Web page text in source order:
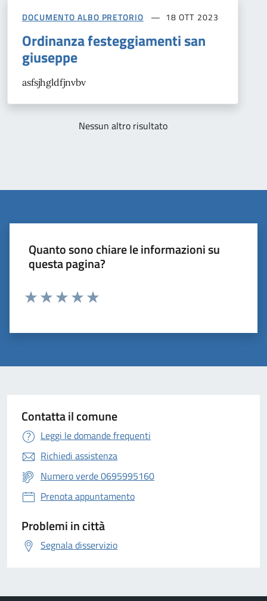
DOCUMENTO ALBO PRETORIO 18 OTT 2023
Ordinanza festeggiamenti san
giuseppe
asfsjhgldfjnvbv
Nessun altro risultato
Quanto sono chiare le informazioni su
questa pagina?
Contatta il comune
Leggi le domande frequenti
Richiedi assistenza
Numero verde 0695995160
Prenota appuntamento
Problemi in città
Segnala disservizio